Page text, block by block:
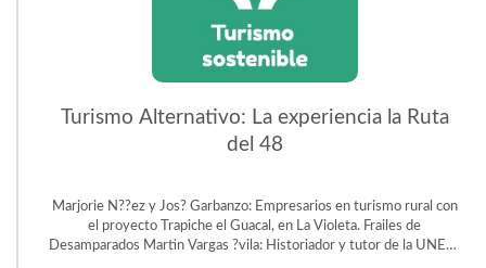
Turismo Alternativo: La experiencia la Ruta
del 48
Marjorie N??ez y Jos? Garbanzo: Empresarios en turismo rural con
el proyecto Trapiche el Guacal, en La Violeta. Frailes de
Desamparados Martin Vargas ?vila: Historiador y tutor de la UNED.